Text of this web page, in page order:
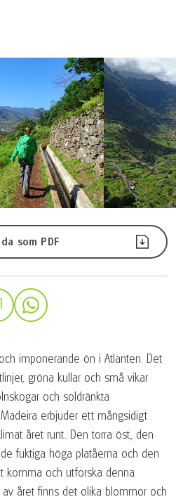
som PDF
i en ny flik)
öppnas i en ny flik)
(Länken öppnas i en ny flik)
imponerande ön i Atlanten. Det
gröna kullar och små vikar
och soldränkta
erbjuder ett mångsidigt
året runt. Den torra öst, den
fuktiga höga platåerna och den
komma och utforska denna
av året finns det olika blommor och